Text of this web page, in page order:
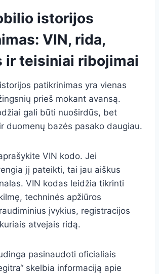
istorijos
VIN, rida,
ir teisiniai ribojimai
patikrinimas yra vienas
prieš mokant avansą.
gali būti nuoširdūs, bet
duomenų bazės pasako daugiau.
VIN kodo. Jei
jį pateikti, tai jau aiškus
VIN kodas leidžia tikrinti
techninės apžiūros
įvykius, registracijos
atvejais ridą.
pasinaudoti oficialiais
skelbia informaciją apie